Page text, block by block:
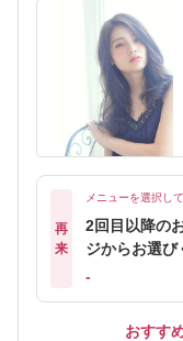
再
来
メニューを選択し
2回目以降の
ジからお選び
-
おすす